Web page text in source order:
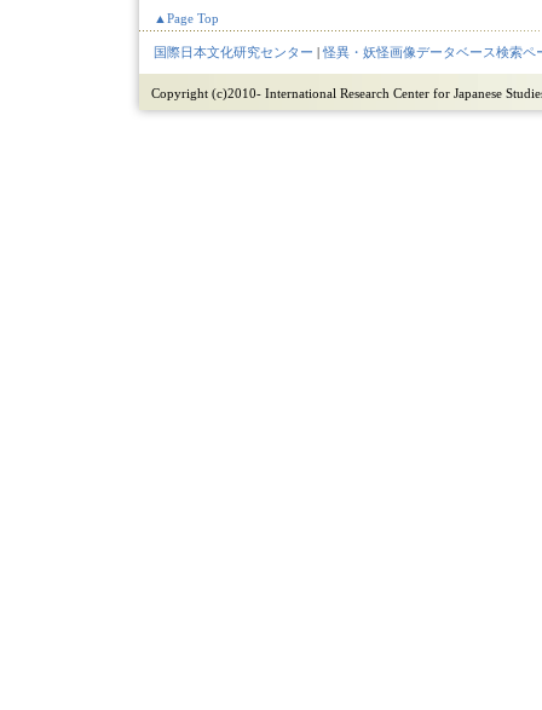
▲Page Top
国際日本文化研究センター |怪異・妖怪画像データベース検索ペ
Copyright (c)2010- International Research Center for Japanese